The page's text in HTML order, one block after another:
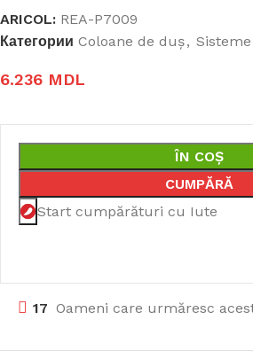
ARICOL: REA-P7009
Категории Coloane de duș,
6.236 MDL
ÎN COȘ
CUMPĂRĂ
Start cumpărături cu Iute
17 Oameni care urmăresc